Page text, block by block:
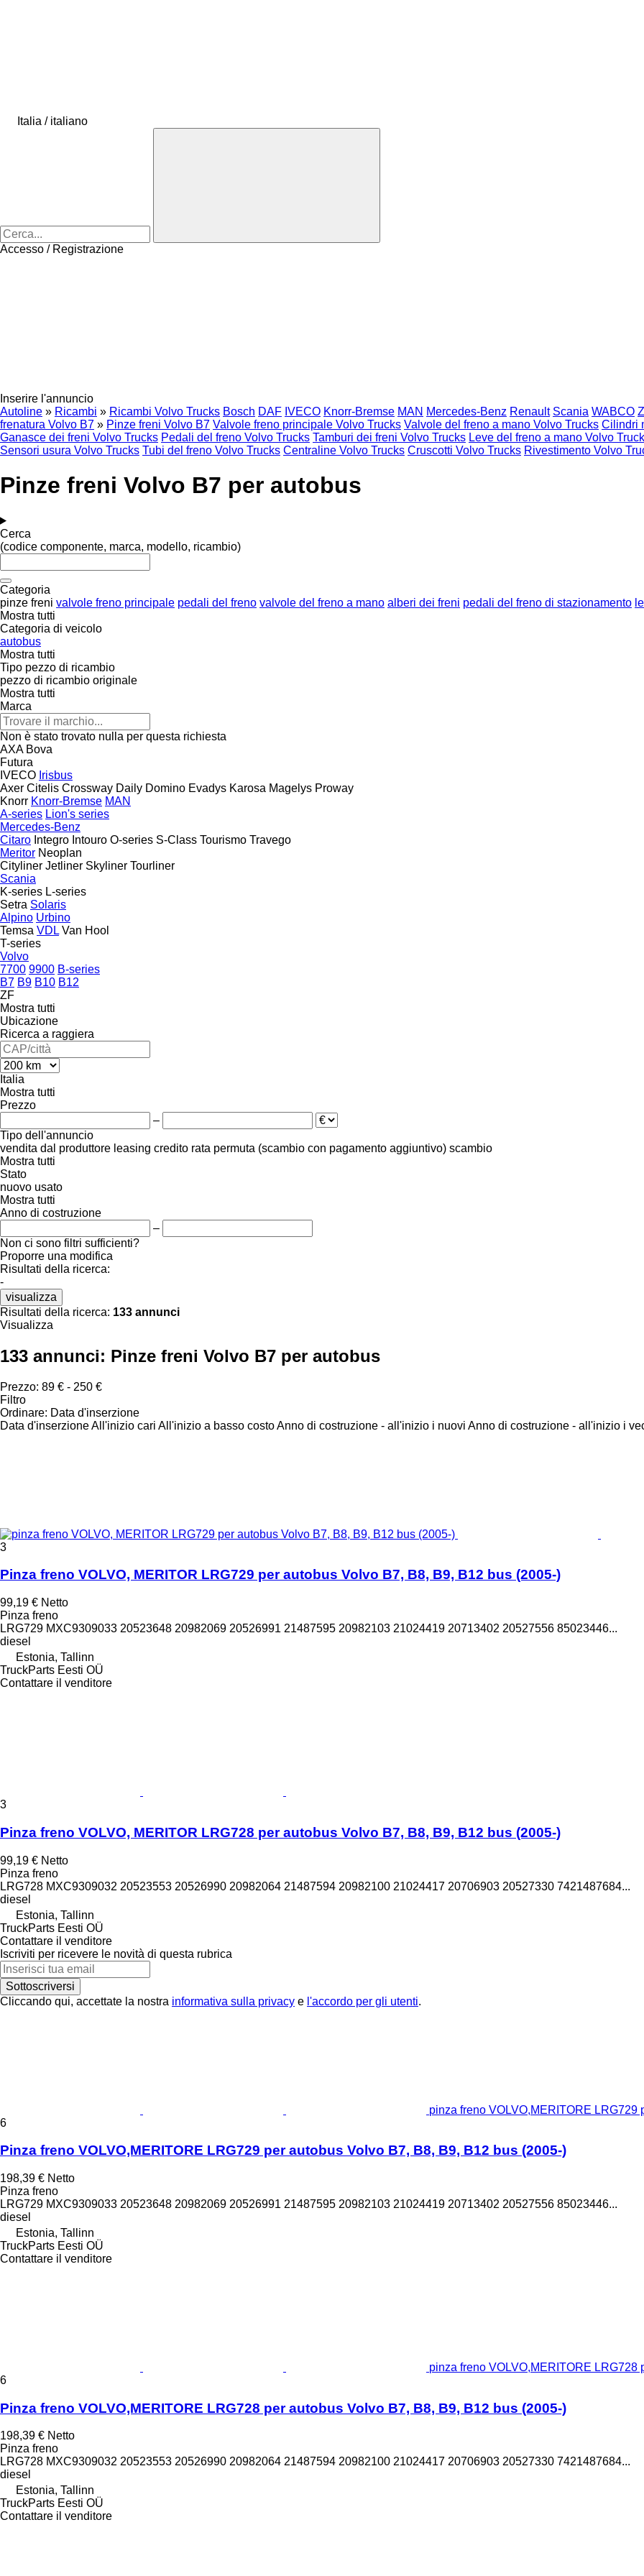
Italia / italiano
Accesso / Registrazione
Inserire l'annuncio
Autoline » Ricambi » Ricambi Volvo Trucks Bosch DAF IVECO Knorr-Bremse MAN Mercedes-Benz Renault Scania WABCO
frenatura Volvo B7 » Pinze freni Volvo B7 Valvole freno principale Volvo Trucks Valvole del freno a mano Volvo Trucks Cilindri
Ganasce dei freni Volvo Trucks Pedali del freno Volvo Trucks Tamburi dei freni Volvo Trucks Leve del freno a mano Volvo
Sensori usura Volvo Trucks Tubi del freno Volvo Trucks Centraline Volvo Trucks Cruscotti Volvo Trucks Rivestimento Volvo
Pinze freni Volvo B7 per autobus
Cerca
(codice componente, marca, modello, ricambio)
Categoria
pinze freni valvole freno principale pedali del freno valvole del freno a mano alberi dei freni pedali del freno di stazionamento
Mostra tutti
Categoria di veicolo
autobus
Mostra tutti
Tipo pezzo di ricambio
pezzo di ricambio originale
Mostra tutti
Marca
Non è stato trovato nulla per questa richiesta
AXA Bova
Futura
IVECO Irisbus
Axer Citelis Crossway Daily Domino Evadys Karosa Magelys Proway
Knorr Knorr-Bremse MAN
A-series Lion's series
Mercedes-Benz
Citaro Integro Intouro O-series S-Class Tourismo Travego
Meritor Neoplan
Cityliner Jetliner Skyliner Tourliner
Scania
K-series L-series
Setra Solaris
Alpino Urbino
Temsa VDL Van Hool
T-series
Volvo
7700 9900 B-series
B7 B9 B10 B12
ZF
Mostra tutti
Ubicazione
Ricerca a raggiera
Italia
Mostra tutti
Prezzo
–
Tipo dell'annuncio
vendita dal produttore leasing credito rata permuta (scambio con pagamento aggiuntivo) scambio
Mostra tutti
Stato
nuovo usato
Mostra tutti
Anno di costruzione
–
Non ci sono filtri sufficienti?
Proporre una modifica
Risultati della ricerca:
-
visualizza
Risultati della ricerca: 133 annunci
Visualizza
133 annunci: Pinze freni Volvo B7 per autobus
Prezzo: 89 € - 250 €
Filtro
Ordinare: Data d'inserzione
Data d'inserzioneAll'inizio cari All'inizio a basso costoAnno di costruzione - all'inizio i nuovi Anno di costruzione - all'inizio i
3
Pinza freno VOLVO, MERITOR LRG729 per autobus Volvo B7, B8, B9, B12 bus (2005-)
99,19 € Netto
Pinza freno
LRG729 MXC9309033 20523648 20982069 20526991 21487595 20982103 21024419 20713402 20527556 85023446...
diesel
Estonia, Tallinn
TruckParts Eesti OÜ
Contattare il venditore
3
Pinza freno VOLVO, MERITOR LRG728 per autobus Volvo B7, B8, B9, B12 bus (2005-)
99,19 € Netto
Pinza freno
LRG728 MXC9309032 20523553 20526990 20982064 21487594 20982100 21024417 20706903 20527330 7421487684...
diesel
Estonia, Tallinn
TruckParts Eesti OÜ
Contattare il venditore
Iscriviti per ricevere le novità di questa rubrica
Sottoscriversi
Cliccando qui, accettate la nostra informativa sulla privacy e l'accordo per gli utenti.
pinza freno VOLVO,MERITORE
6
Pinza freno VOLVO,MERITORE LRG729 per autobus Volvo B7, B8, B9, B12 bus (2005-)
198,39 € Netto
Pinza freno
LRG729 MXC9309033 20523648 20982069 20526991 21487595 20982103 21024419 20713402 20527556 85023446...
diesel
Estonia, Tallinn
TruckParts Eesti OÜ
Contattare il venditore
pinza freno VOLVO,MERITORE
6
Pinza freno VOLVO,MERITORE LRG728 per autobus Volvo B7, B8, B9, B12 bus (2005-)
198,39 € Netto
Pinza freno
LRG728 MXC9309032 20523553 20526990 20982064 21487594 20982100 21024417 20706903 20527330 7421487684...
diesel
Estonia, Tallinn
TruckParts Eesti OÜ
Contattare il venditore